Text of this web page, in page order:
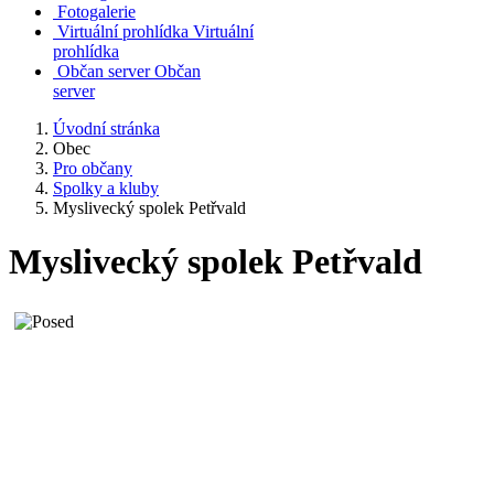
Fotogalerie
Virtuální prohlídka Virtuální
prohlídka
Občan server Občan
server
Úvodní stránka
Obec
Pro občany
Spolky a kluby
Myslivecký spolek Petřvald
Myslivecký spolek Petřvald